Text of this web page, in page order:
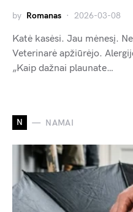
by Romanas 2026-03-08
Katė kasėsi. Jau mėnesį.
Veterinarė apžiūrėjo.
„Kaip dažnai plaunate…
N NAMAI